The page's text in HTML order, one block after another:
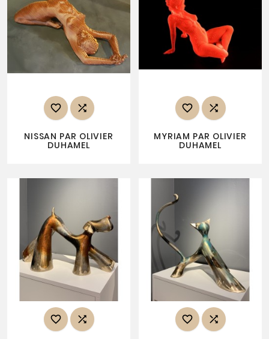
 
NISSAN PAR OLIVIER
DUHAMEL
 
MYRIAM PAR OLIVIER
DUHAMEL
   